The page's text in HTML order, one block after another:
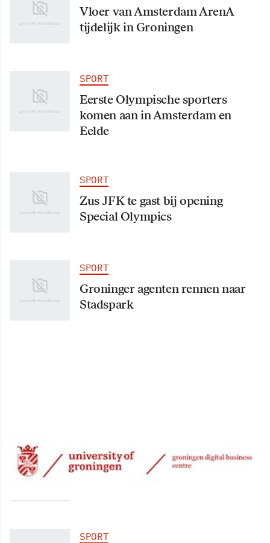
Vloer van Amsterdam ArenA
tijdelijk in Groningen
SPORT
Eerste Olympische sporters
komen aan in Amsterdam en
Eelde
SPORT
Zus JFK te gast bij opening
Special Olympics
SPORT
Groninger agenten rennen naar
Stadspark
SPORT
Gronitas degradeert naar tweede
SPORT